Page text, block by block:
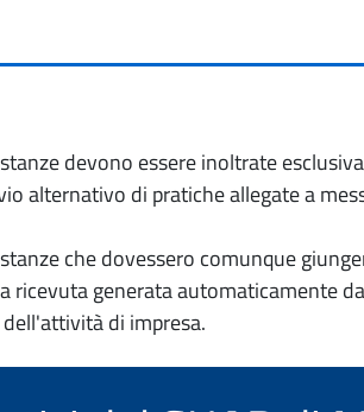
devono essere inoltrate
alternativo di pratiche allegate a
che dovessero comunque
ricevuta generata automaticamente
di impresa.